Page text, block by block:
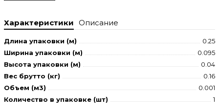
Характеристики Описание
Длина упаковки (м)
0.25
Ширина упаковки (м)
0.095
Высота упаковки (м)
0.04
Вес брутто (кг)
0.16
Объем (м3)
0.001
Количество в упаковке (шт)
1